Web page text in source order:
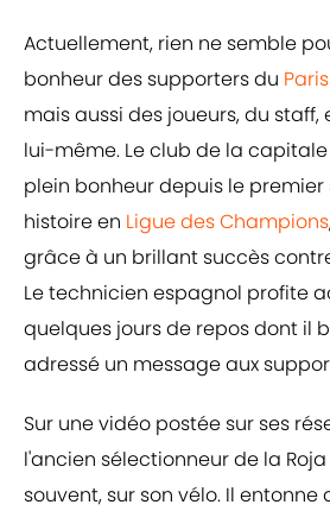
Actuellement, rien ne semble
bonheur des supporters du
mais aussi des joueurs, du staff,
lui-même. Le club de la
plein bonheur depuis le premier
histoire en Ligue des Champions
grâce à un brillant succès
Le technicien espagnol profite
quelques jours de repos dont il
adressé un message aux
Sur une vidéo postée sur ses
l'ancien sélectionneur de la
souvent, sur son vélo. Il entonne